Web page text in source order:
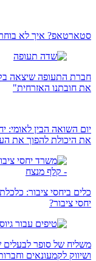
סטארטאפ? איך לא
חברת התעופה שיצאה
את חובתנו האזרחית"
את היכולת להפוך את
כלים ביחסי ציבור:
יחסי ציבור?
משליח של סופר לבעלים
ושיווק לקמעונאים